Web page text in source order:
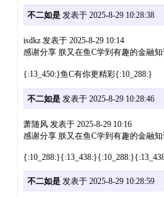
不二如是发表于 2025-8-29 10:28:38
isdkz 发表于 2025-8-29 10:14
感谢分享 朕又在鱼C学到有趣的金融
{:13_450:}鱼C有你更精彩{:10_288:}
不二如是发表于 2025-8-29 10:28:46
萧随风 发表于 2025-8-29 10:16
感谢分享 朕又在鱼C学到有趣的金融
不二如是发表于 2025-8-29 10:28:59